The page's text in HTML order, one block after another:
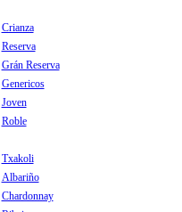
Crianza
Reserva
Grán Reserva
Genericos
Joven
Roble
Txakoli
Albariño
Chardonnay